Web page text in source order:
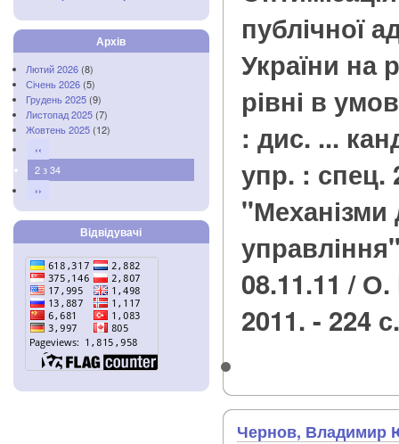
Архів
Лютий 2026 (8)
Січень 2026 (5)
Грудень 2025 (9)
Листопад 2025 (7)
Жовтень 2025 (12)
‹‹
2 з 34
››
Відвідувачі
публічної
України на
рівні в
: дис. ...
упр. : спец.
08.11.11 / О.
2011. - 224
Чернов, Владимир